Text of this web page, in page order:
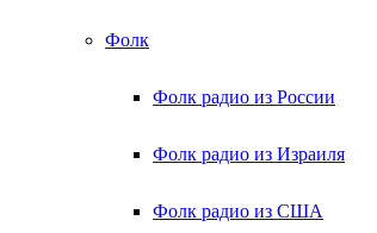
Фолк
Фолк радио из России
Фолк радио из Израиля
Фолк радио из США